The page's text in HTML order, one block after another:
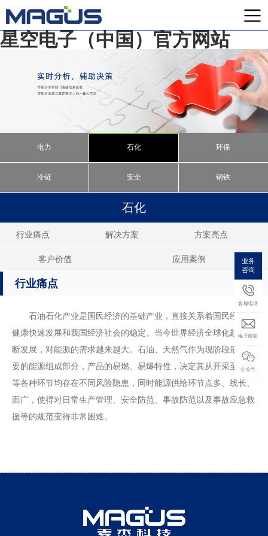
星空电子（中国）官方网站
电力 石化 环保
冷链 安全 钢铁
石化
行业痛点 解决方案 方案亮点
客户价值 应用案例
行业痛点
石油石化产业是国民经济的基础产业，直接关系着国民经济的
健康快速发展和我国经济社会的稳定。当今世界经济全球化趋势不
断发展，对能源的需求越来越大。石油、天然气作为现阶段最为重
要的能源组成部分，产品的易燃、易爆特性，决定其从开采至销售
等各种环节均存在不同风险隐患，同时能源供给环节点多、线长、
面广，使得对日常生产管理、安全防范、事故防范以及事故应急救
援等的规范变得非常困难。
业务
咨询
客服电话
电子邮箱
公众号